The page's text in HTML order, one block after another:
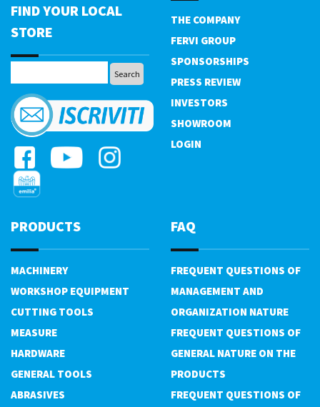
FIND YOUR LOCAL
STORE
THE COMPANY
FERVI GROUP
SPONSORSHIPS
PRESS REVIEW
INVESTORS
SHOWROOM
LOGIN
PRODUCTS
MACHINERY
WORKSHOP EQUIPMENT
CUTTING TOOLS
MEASURE
HARDWARE
GENERAL TOOLS
ABRASIVES
FAQ
FREQUENT QUESTIONS OF
MANAGEMENT AND
ORGANIZATION NATURE
FREQUENT QUESTIONS OF
GENERAL NATURE ON THE
PRODUCTS
FREQUENT QUESTIONS OF